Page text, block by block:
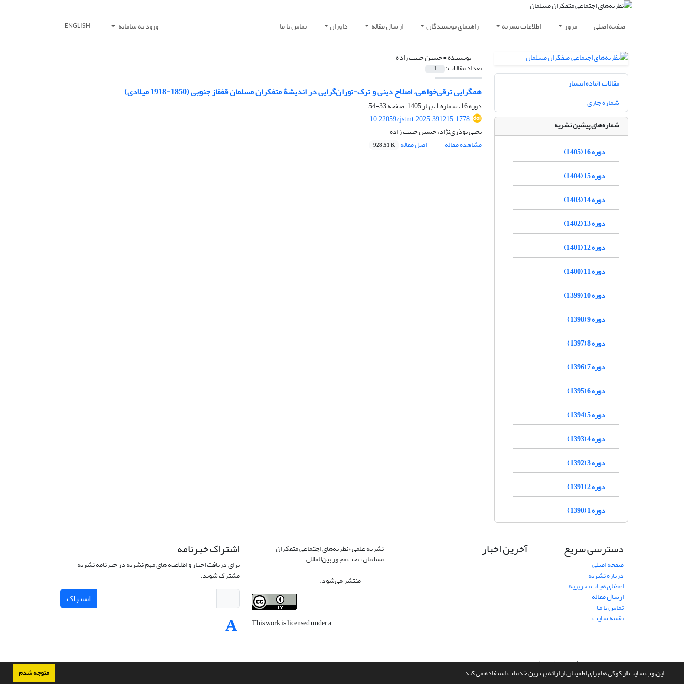
این وب سایت از کوکی ها برای اطمینان از ارائه بهترین خدمات استفاده می کند. متوجه شدم
صفحه اصلی مرور اطلاعات نشریه راهنمای نویسندگان ارسال مقاله داوران تماس با ما ورود به سامانه ENGLISH
نویسنده =حسین حبیب زاده
تعداد مقالات: 1
همگرایی ترقی‌خواهی، اصلاح دینی و ترک-توران‌گرایی در اندیشۀ متفکران مسلمان قفقاز جنوبی (1850-1918 میلادی)
دوره 16، شماره 1، بهار 1405، صفحه
33-54
10.22059/jstmt.2025.391215.1778
یحیی بوذری‌نژاد، حسین حبیب زاده
مشاهده مقاله
اصل مقاله 928.51 K
مقالات آماده انتشار
شماره جاری
شماره‌های پیشین نشریه
دوره 16 (1405)
دوره 15 (1404)
دوره 14 (1403)
دوره 13 (1402)
دوره 12 (1401)
دوره 11 (1400)
دوره 10 (1399)
دوره 9 (1398)
دوره 8 (1397)
دوره 7 (1396)
دوره 6 (1395)
دوره 5 (1394)
دوره 4 (1393)
دوره 3 (1392)
دوره 2 (1391)
دوره 1 (1390)
دسترسی سریع
صفحه اصلی
درباره نشریه
اعضای هیات تحریریه
ارسال مقاله
تماس با ما
نقشه سایت
آخرین اخبار نشریه علمی «نظریه‌های اجتماعی متفکران
مسلمان» تحت مجوز بین‌المللی
منتشر می‌شود.
This work is licensed under a
اشتراک خبرنامه
برای دریافت اخبار و اطلاعیه های مهم نشریه در خبرنامه نشریه
مشترک شوید.
اشتراک
سامانه مدیریت نشریات علمی.طراحی و پیاده سازی ازسیناوب